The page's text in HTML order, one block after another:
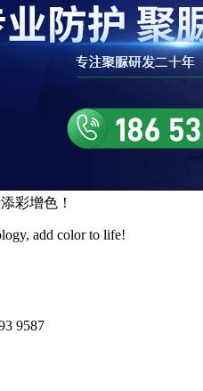
添彩增色 ！
add color to life!
9587